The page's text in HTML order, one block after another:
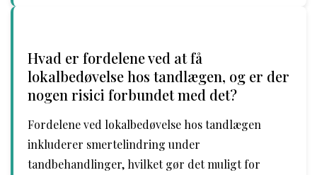
Hvad er fordelene ved at få
lokalbedøvelse hos tandlægen, og er der
nogen risici forbundet med det?
Fordelene ved lokalbedøvelse hos tandlægen
inkluderer smertelindring under
tandbehandlinger, hvilket gør det muligt for